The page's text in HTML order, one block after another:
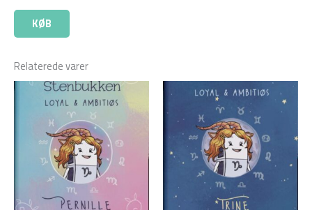
KØB
Relaterede varer